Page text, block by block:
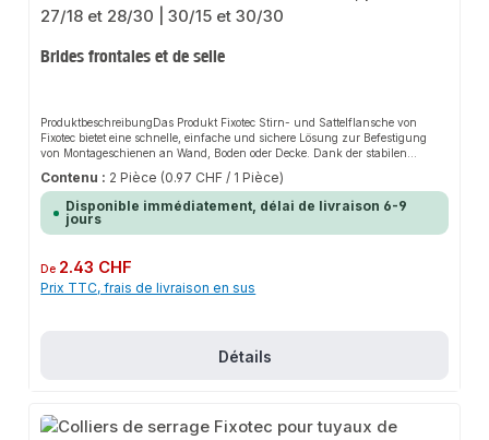
Brides frontales et de selle
ProduktbeschreibungDas Produkt Fixotec Stirn- und Sattelflansche von
Fixotec bietet eine schnelle, einfache und sichere Lösung zur Befestigung
von Montageschienen an Wand, Boden oder Decke. Dank der stabilen
Bauweise und der hochwertigen Materialien sorgt es für perfekten Halt und
passt sich flexibel an verschiedene Anwendungsbereiche an. Das robuste
Design und die einfache Montage machen dieses Produkt zu einer
zuverlässigen Wahl für jede Installation. Der Sattelflansch dient als
Verbindungselement, um Traversen und Tragekonstruktionen schnell und
galvanisch verzinkter Stahl für erhöhten KorrosionsschutzPraktische
Lösung zur Befestigung von MontageschienenSchützt vor Witterung und
anderen schädlichen EinflüssenEinfache und schnelle
auch passende Zubehörteile sowie weitere Produkte für den Anschluss.
Contenu : 2 Pièce (0.97 CHF / 1 Pièce)
Disponible immédiatement, délai de livraison 6-9
jours
Prix régulier :
De 2.43 CHF
Prix TTC, frais de livraison en sus
Détails